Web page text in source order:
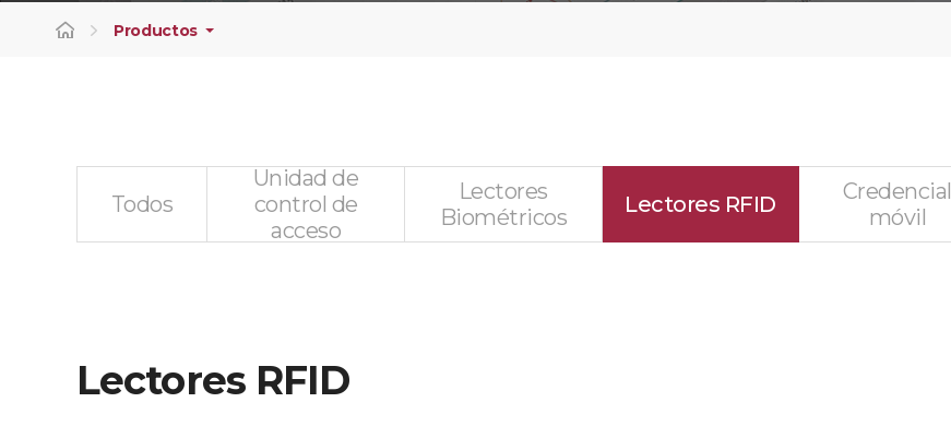
Productos
Todos
Unidad de
control de
acceso
Lectores
Biométricos
Lectores RFID
Credencial
móvil
Lectores RFID